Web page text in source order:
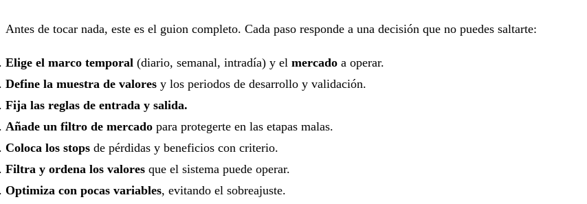
Antes de tocar nada, este es el guion completo. Cada paso responde a una decisión que no puedes saltarte:
Elige el marco temporal (diario, semanal, intradía) y el mercado a operar.
Define la muestra de valores y los periodos de desarrollo y validación.
Fija las reglas de entrada y salida.
Añade un filtro de mercado para protegerte en las etapas malas.
Coloca los stops de pérdidas y beneficios con criterio.
Filtra y ordena los valores que el sistema puede operar.
Optimiza con pocas variables, evitando el sobreajuste.